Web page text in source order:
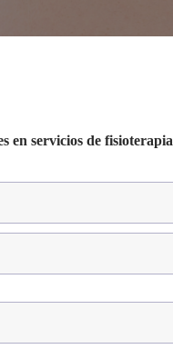
en servicios de fisioterapia